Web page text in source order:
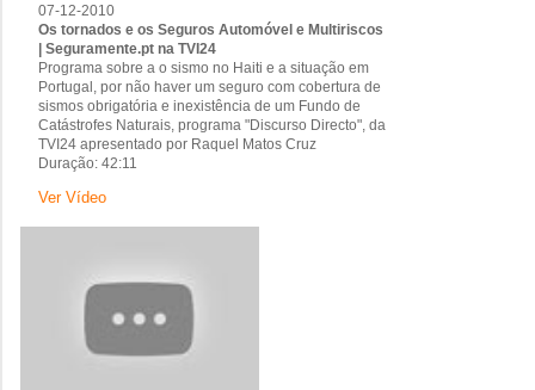
07-12-2010
Os tornados e os Seguros Automóvel e Multiriscos
| Seguramente.pt na TVI24
Programa sobre a o sismo no Haiti e a situação em
Portugal, por não haver um seguro com cobertura de
sismos obrigatória e inexistência de um Fundo de
Catástrofes Naturais, programa "Discurso Directo", da
TVI24 apresentado por Raquel Matos Cruz
Duração: 42:11
Ver Vídeo